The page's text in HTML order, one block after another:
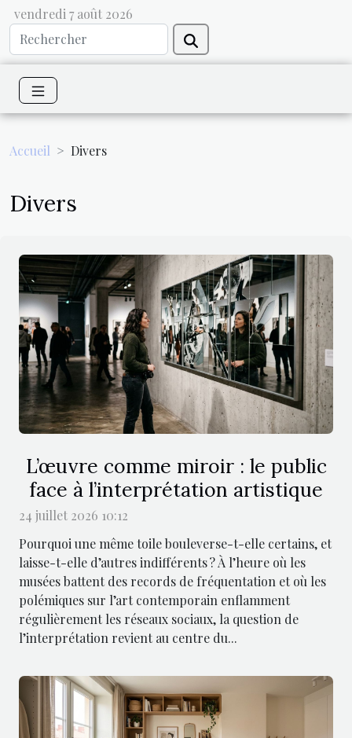
vendredi 7 août 2026
Accueil Divers
Divers
L’œuvre comme miroir : le public
face à l’interprétation artistique
24 juillet 2026 10:12
Pourquoi une même toile bouleverse-t-elle certains, et
laisse-t-elle d’autres indifférents ? À l’heure où les
musées battent des records de fréquentation et où les
polémiques sur l’art contemporain enflamment
régulièrement les réseaux sociaux, la question de
l’interprétation revient au centre du...